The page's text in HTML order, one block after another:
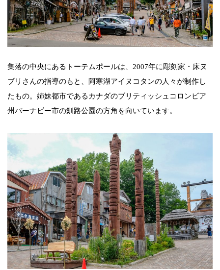
集落の中央にあるトーテムポールは、2007年に彫刻家・床ヌ
ブリさんの指導のもと、阿寒湖アイヌコタンの人々が制作し
たもの。姉妹都市であるカナダのブリティッシュコロンビア
州バーナビー市の釧路公園の方角を向いています。